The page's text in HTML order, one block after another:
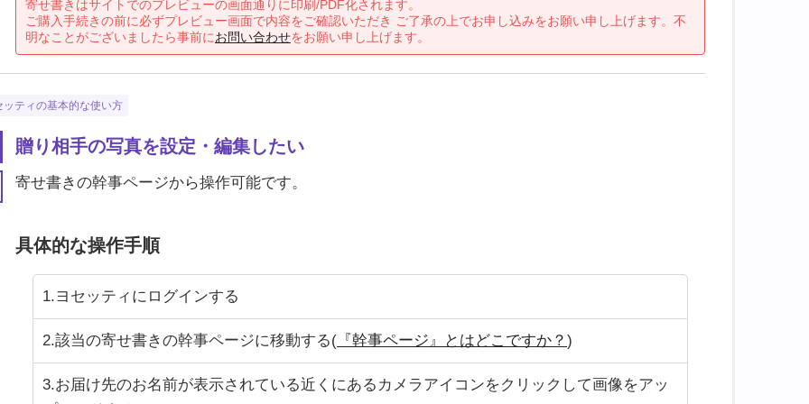
寄せ書きはサイトでのプレビューの画面通りに印刷/PDF化されます。
ご購入手続きの前に必ずプレビュー画面で内容をご確認いただき ご了承の上でお申し込みをお願い申し上げます。不
明なことがございましたら事前にお問い合わせをお願い申し上げます。
ッティの基本的な使い方
贈り相手の写真を設定・編集したい
寄せ書きの幹事ページから操作可能です。
具体的な操作手順
1.ヨセッティにログインする
2.該当の寄せ書きの幹事ページに移動する( 『幹事ページ』とはどこですか？)
3.お届け先のお名前が表示されている近くにあるカメラアイコンをクリックして画像をアッ